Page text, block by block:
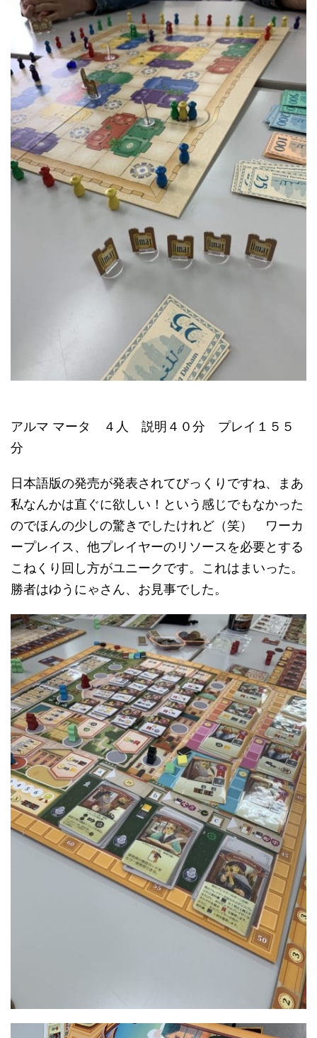
アルマ マータ ４人 説明４０分 プレイ１５５
分
日本語版の発売が発表されてびっくりですね、まあ
私なんかは直ぐに欲しい！という感じでもなかった
のでほんの少しの驚きでしたけれど（笑） ワーカ
ープレイス、他プレイヤーのリソースを必要とする
こねくり回し方がユニークです。これはまいった。
勝者はゆうにゃさん、お見事でした。